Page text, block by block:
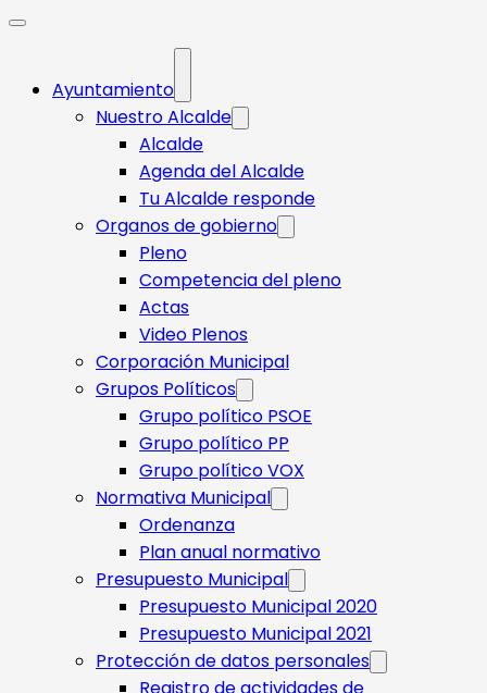
Ayuntamiento
Nuestro Alcalde
Alcalde
Agenda del Alcalde
Tu Alcalde responde​
Organos de gobierno
Pleno
Competencia del pleno
Actas
Video Plenos
Corporación Municipal
Grupos Políticos
Grupo político PSOE
Grupo político PP
Grupo político VOX
Normativa Municipal
Ordenanza
Plan anual normativo
Presupuesto Municipal
Presupuesto Municipal 2020
Presupuesto Municipal 2021
Protección de datos personales